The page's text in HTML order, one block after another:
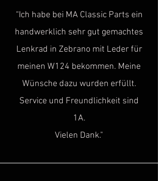
“Ich habe bei MA Classic Parts ein
handwerklich sehr gut gemachtes
Lenkrad in Zebrano mit Leder für
meinen W124 bekommen. Meine
Wünsche dazu wurden erfüllt.
Service und Freundlichkeit sind
1A.
Vielen Dank."